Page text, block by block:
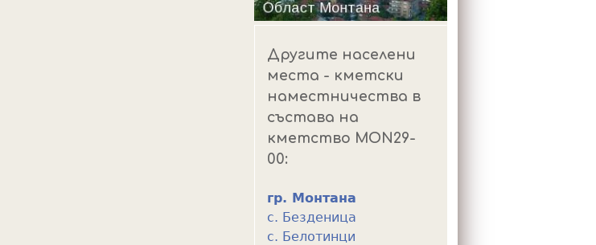
Другите населени
места - кметски
наместничества в
състава на
кметство MON29-
00:
гр. Монтана
с. Безденица
с. Белотинци